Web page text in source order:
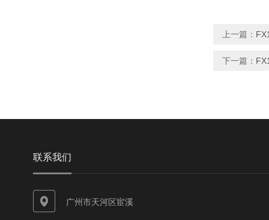
上一篇：
下一篇：
联系我们
广州市天河区宦溪